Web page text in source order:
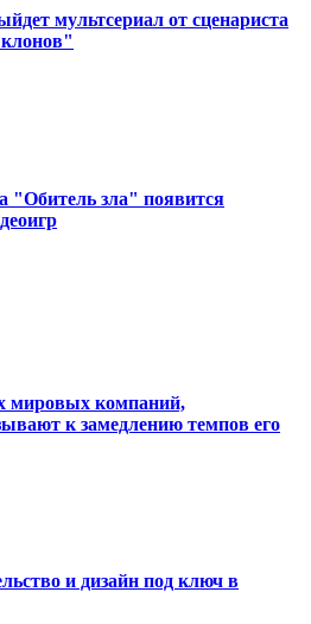
мультсериал от сценариста
"Обитель зла" появится
мировых компаний,
к замедлению темпов его
и дизайн под ключ в